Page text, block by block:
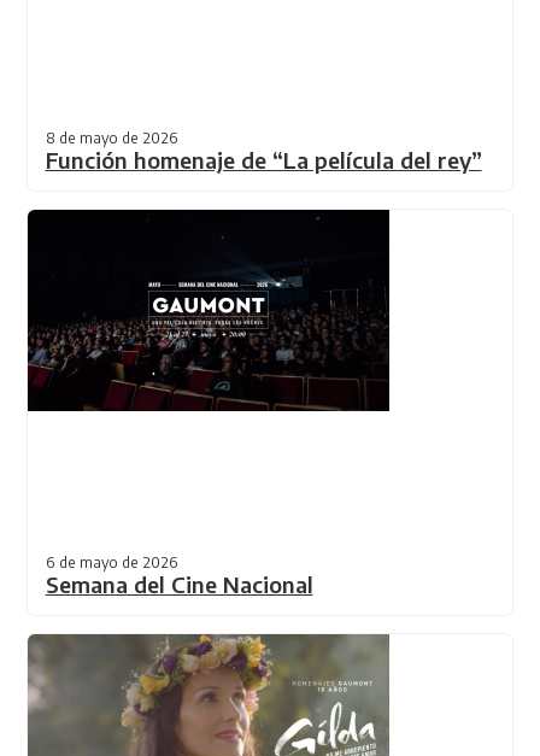
8 de mayo de 2026
Función homenaje de “La película del rey”
6 de mayo de 2026
Semana del Cine Nacional